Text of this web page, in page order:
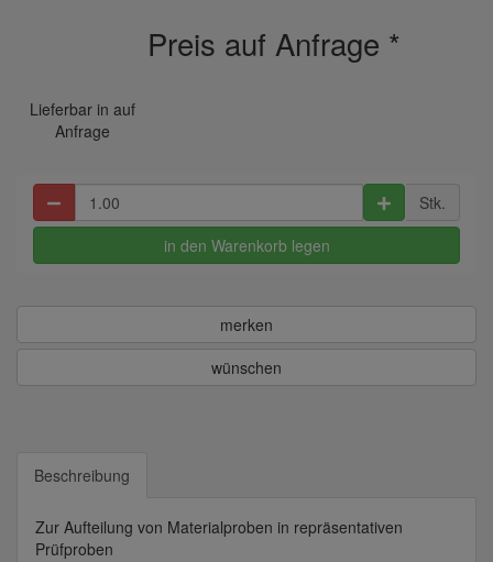
Preis auf Anfrage *
Lieferbar in auf
Anfrage
Stk.
in den Warenkorb legen
merken
wünschen
Beschreibung
Zur Aufteilung von Materialproben in repräsentativen
Prüfproben